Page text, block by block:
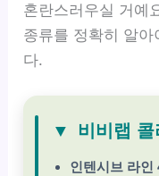
혼란스러우실 거예
종류를 정확히 알
다.
▼ 비비랩
인텐시브 라인